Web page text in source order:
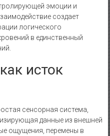
эмоции и
создает
логического
в единственный
исток
сенсорная система,
данные из внешней
ощущения, перемены в